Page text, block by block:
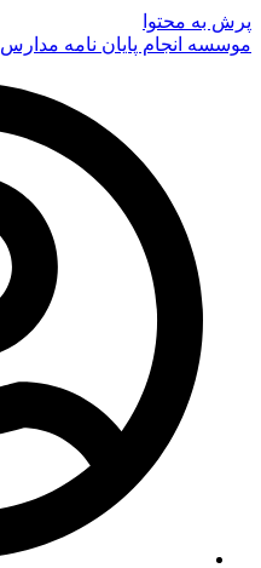
پرش به محتوا
موسسه انجام پایان نامه مدارس